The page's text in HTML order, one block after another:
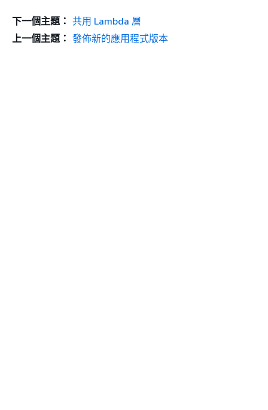
下一個主題： 共用 Lambda 層
上一個主題： 發佈新的應用程式版本